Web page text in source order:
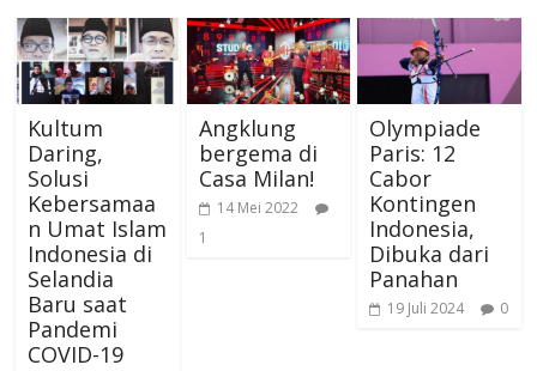
Kultum
Daring,
Solusi
Kebersamaa
n Umat Islam
Indonesia di
Selandia
Baru saat
Pandemi
COVID-19
Angklung
bergema di
Casa Milan! ️
14 Mei 2022
1
Olympiade
Paris: 12
Cabor
Kontingen
Indonesia,
Dibuka dari
Panahan
19 Juli 2024 0